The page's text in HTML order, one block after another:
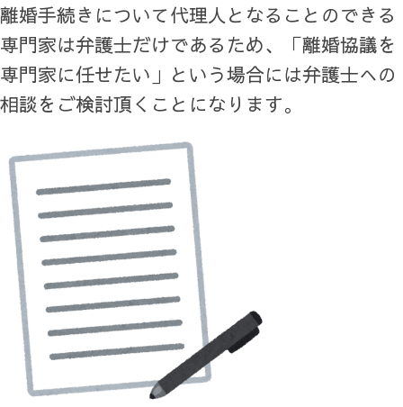
離婚手続きについて代理人となることのできる
専門家は弁護士だけであるため、「離婚協議を
専門家に任せたい」という場合には弁護士への
相談をご検討頂くことになります。